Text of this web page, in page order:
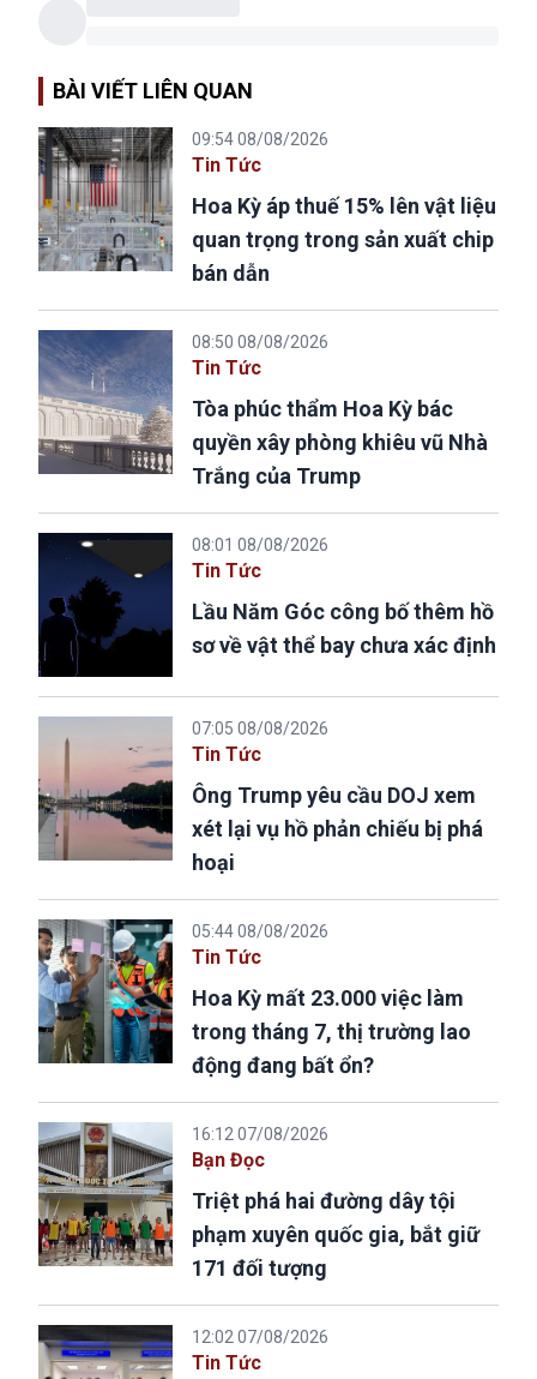
BÀI VIẾT LIÊN QUAN
09:54 08/08/2026
Tin Tức
Hoa Kỳ áp thuế 15% lên vật liệu
quan trọng trong sản xuất chip
bán dẫn
08:50 08/08/2026
Tin Tức
Tòa phúc thẩm Hoa Kỳ bác
quyền xây phòng khiêu vũ Nhà
Trắng của Trump
08:01 08/08/2026
Tin Tức
Lầu Năm Góc công bố thêm hồ
sơ về vật thể bay chưa xác định
07:05 08/08/2026
Tin Tức
Ông Trump yêu cầu DOJ xem
xét lại vụ hồ phản chiếu bị phá
hoại
05:44 08/08/2026
Tin Tức
Hoa Kỳ mất 23.000 việc làm
trong tháng 7, thị trường lao
động đang bất ổn?
16:12 07/08/2026
Bạn Đọc
Triệt phá hai đường dây tội
phạm xuyên quốc gia, bắt giữ
171 đối tượng
12:02 07/08/2026
Tin Tức